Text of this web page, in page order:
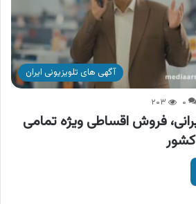
آگهی های تلویزیونی ایران
۰ ۲۰۳
فروش اقساطی ویژه تمامی